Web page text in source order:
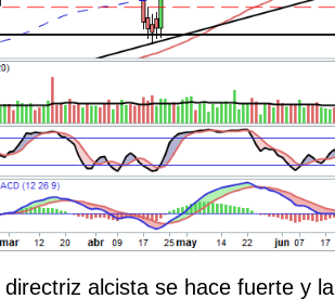
directriz alcista se hace fuerte y